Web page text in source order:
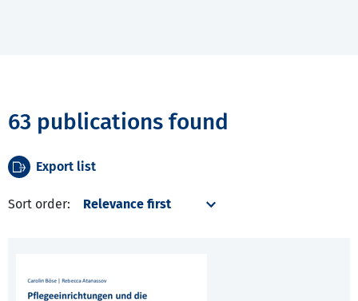
63 publications found
Export list
Sort order: